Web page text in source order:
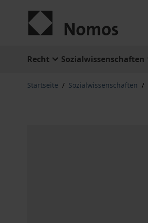
Recht Sozialwissenschaften
Startseite / Sozialwissenschaften /